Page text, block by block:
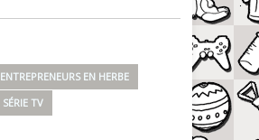
ENTREPRENEURS EN HERBE
SÉRIE TV